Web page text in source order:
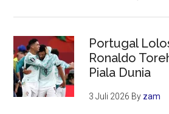
Portugal
Ronaldo
Piala Dunia
3 Juli 2026 By zam